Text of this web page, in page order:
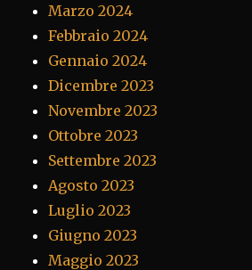
Marzo 2024
Febbraio 2024
Gennaio 2024
Dicembre 2023
Novembre 2023
Ottobre 2023
Settembre 2023
Agosto 2023
Luglio 2023
Giugno 2023
Maggio 2023